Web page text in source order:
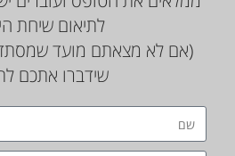
לתיאום שיחת
(אם לא מצאתם מועד
שידברו אתכם